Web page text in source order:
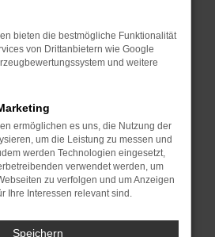
neu.
helfen, vorübergehende
auf dem neuesten Stand
birgt nicht nur ein
sondern kann auch dazu
Funktionen nicht mehr
den Webseitenbetreiber.
bieten die bestmögliche Funktionalität
von Drittanbietern wie Google
und weitere
ermöglichen es uns, die Nutzung der
um die Leistung zu messen und
werden Technologien eingesetzt,
verwendet werden, um
zu verfolgen und um Anzeigen
Ihre Interessen relevant sind.
Speichern